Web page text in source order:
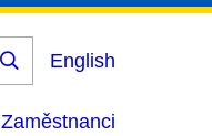
Vyhledat
English
Zaměstnanci